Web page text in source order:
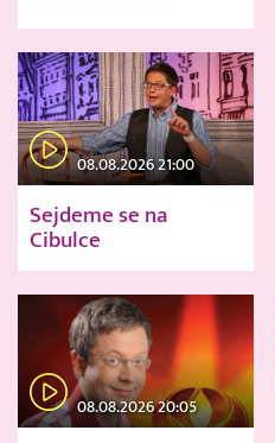
08.08.2026 21:00
Sejdeme se na
Cibulce
08.08.2026 20:05